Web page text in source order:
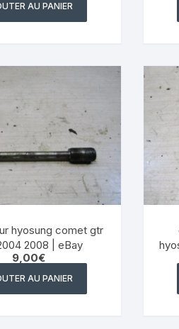
AU PANIER
hyosung comet gtr
650 2004 2008 | eBay
9,00€
AU PANIER